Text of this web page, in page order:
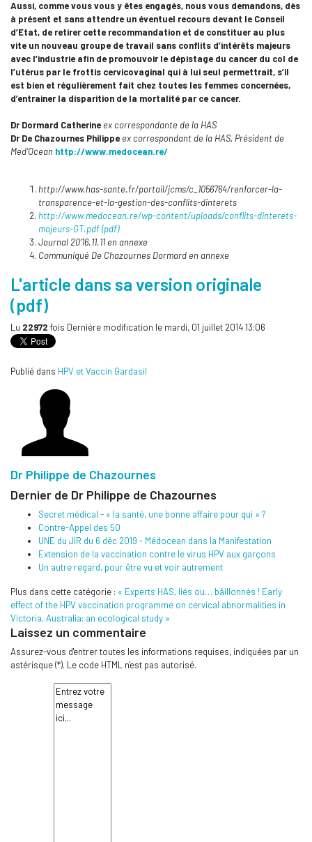
Aussi, comme vous vous y êtes engagés, nous vous demandons, dès
à présent et sans attendre un éventuel recours devant le Conseil
d’Etat, de retirer cette recommandation et de constituer au plus
vite un nouveau groupe de travail sans conflits d’intérêts majeurs
avec l’industrie afin de promouvoir le dépistage du cancer du col de
l’utérus par le frottis cervicovaginal qui à lui seul permettrait, s’il
est bien et régulièrement fait chez toutes les femmes concernées,
d’entrainer la disparition de la mortalité par ce cancer.
Dr Dormard Catherine ex correspondante de la HAS
Dr De Chazournes Philippe ex correspondant de la HAS, Président de
Med’Ocean http://www.medocean.re/
http://www.has-sante.fr/portail/jcms/c_1056764/renforcer-la-
transparence-et-la-gestion-des-conflits-dinterets
http://www.medocean.re/wp-content/uploads/conflits-dinterets-
majeurs-GT.pdf (pdf)
Journal 20’16.11.11 en annexe
Communiqué De Chazournes Dormard en annexe
L'article dans sa version originale
(pdf)
Lu 22972 fois Dernière modification le mardi, 01 juillet 2014 13:06
Publié dans HPV et Vaccin Gardasil
Dr Philippe de Chazournes
Dernier de Dr Philippe de Chazournes
Secret médical - « la santé, une bonne affaire pour qui » ?
Contre-Appel des 50
UNE du JIR du 6 déc 2019 - Médocean dans la Manifestation
Extension de la vaccination contre le virus HPV aux garçons
Un autre regard, pour être vu et voir autrement
Plus dans cette catégorie : « Experts HAS, liés ou… bâillonnés ! Early
effect of the HPV vaccination programme on cervical abnormalities in
Victoria, Australia: an ecological study »
Laissez un commentaire
Assurez-vous d'entrer toutes les informations requises, indiquées par un
astérisque (*). Le code HTML n'est pas autorisé.